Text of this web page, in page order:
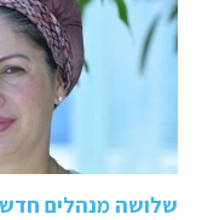
שלושה מנהלים